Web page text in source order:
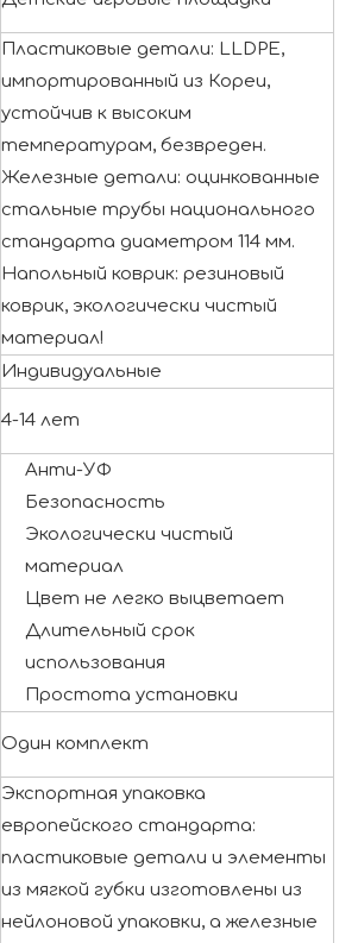
Пластиковые детали: LLDPE,
импортированный из Кореи,
устойчив к высоким
температурам, безвреден.
Железные детали: оцинкованные
стальные трубы национального
стандарта диаметром 114 мм.
Напольный коврик: резиновый
коврик, экологически чистый
материал!
Индивидуальные
4-14 лет
Анти-УФ
Безопасность
Экологически чистый
материал
Цвет не легко выцветает
Длительный срок
использования
Простота установки
Один комплект
Экспортная упаковка
европейского стандарта:
пластиковые детали и элементы
из мягкой губки изготовлены из
нейлоновой упаковки, а железные